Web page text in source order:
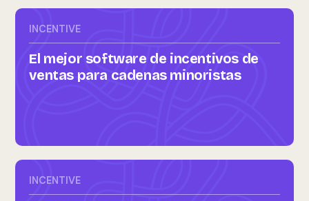
INCENTIVE
El mejor software de incentivos de
ventas para cadenas minoristas
INCENTIVE